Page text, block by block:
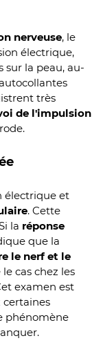
nerveuse, le
électrique,
sur la peau, au-
très
de l'impulsion
électrique et
. Cette
la réponse
que la
le nerf et le
cas chez les
examen est
certaines
phénomène